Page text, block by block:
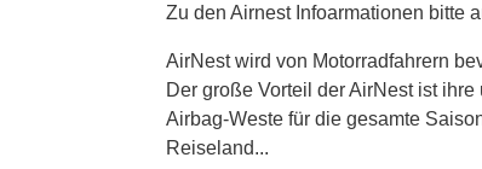
Zu den Airnest Infoarmationen bitte
AirNest wird von Motorradfahrern
Der große Vorteil der AirNest ist
Airbag-Weste für die gesamte
Reiseland...